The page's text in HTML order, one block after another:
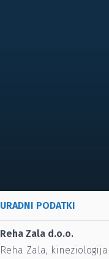
URADNI PODATKI
Reha Zala d.o.o.
Reha Zala,